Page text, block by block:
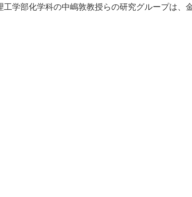
工学部化学科の中嶋敦教授らの研究グループは、